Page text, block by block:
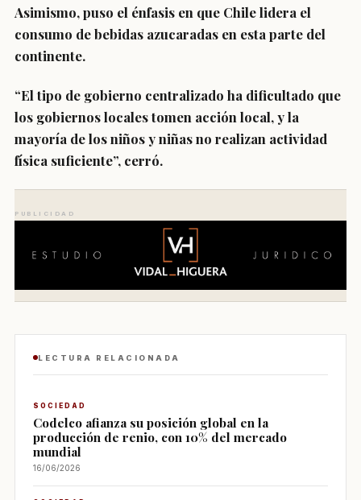
Asimismo, puso el énfasis en que Chile lidera el
consumo de bebidas azucaradas en esta parte del
continente.
“El tipo de gobierno centralizado ha dificultado que
los gobiernos locales tomen acción local, y la
mayoría de los niños y niñas no realizan actividad
física suficiente”, cerró.
PUBLICIDAD
LECTURA RELACIONADA
SOCIEDAD
Codelco afianza su posición global en la
producción de renio, con 10% del mercado
mundial
16/06/2026